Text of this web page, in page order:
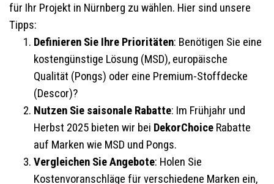
für Ihr Projekt in Nürnberg zu wählen. Hier sind unsere
Tipps:
Definieren Sie Ihre Prioritäten: Benötigen Sie eine
kostengünstige Lösung (MSD), europäische
Qualität (Pongs) oder eine Premium-Stoffdecke
(Descor)?
Nutzen Sie saisonale Rabatte: Im Frühjahr und
Herbst 2025 bieten wir bei DekorChoice Rabatte
auf Marken wie MSD und Pongs.
Vergleichen Sie Angebote: Holen Sie
Kostenvoranschläge für verschiedene Marken ein,